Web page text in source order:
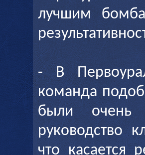
лучшим
- В
команда
были очень
руководство
что касается